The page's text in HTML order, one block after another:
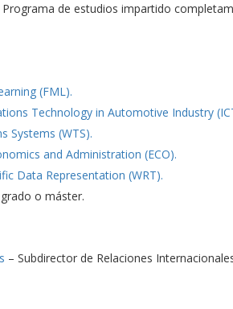
Programa de estudios impartido
(FML).
Technology in Automotive Industry
Systems (WTS).
and Administration (ECO).
Data Representation (WRT).
o máster.
– Subdirector de Relaciones